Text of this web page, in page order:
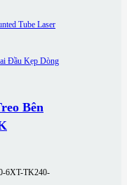
Bên
6XT-TK240-